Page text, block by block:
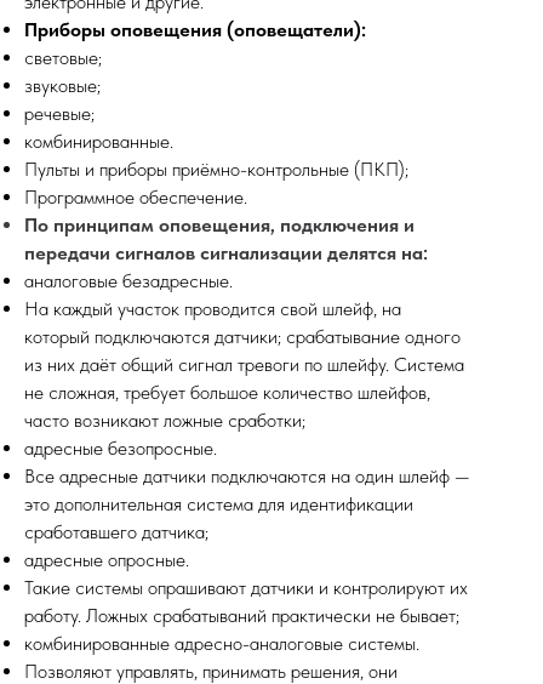
Приборы оповещения (оповещатели):
световые;
звуковые;
речевые;
комбинированные.
Пульты и приборы приёмно-контрольные (ПКП);
Программное обеспечение.
По принципам оповещения, подключения и
передачи сигналов сигнализации делятся на:
аналоговые безадресные.
На каждый участок проводится свой шлейф, на
который подключаются датчики; срабатывание одного
из них даёт общий сигнал тревоги по шлейфу. Система
не сложная, требует большое количество шлейфов,
часто возникают ложные сработки;
адресные безопросные.
Все адресные датчики подключаются на один шлейф —
это дополнительная система для идентификации
сработавшего датчика;
адресные опросные.
Такие системы опрашивают датчики и контролируют их
работу. Ложных срабатываний практически не бывает;
комбинированные адресно-аналоговые системы.
Позволяют управлять, принимать решения, они